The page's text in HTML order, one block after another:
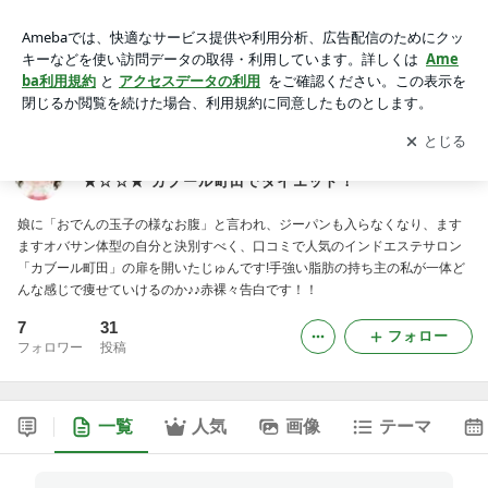
★ カブール町田でダイエット！
アプリをダウンロードして ブログの更新通知
を受け取りまし
ょう。
開く
★☆☆★ カブール町田でダイエット！
娘に「おでんの玉子の様なお腹」と言われ、ジーパンも入らなくなり、ます
ますオバサン体型の自分と決別すべく、口コミで人気のインドエステサロン
「カブール町田」の扉を開いたじゅんです!手強い脂肪の持ち主の私が一体ど
んな感じで痩せていけるのか♪♪赤裸々告白です！！
7
フォロワー
31
投稿
フォロー
一覧 人気 画像 テーマ